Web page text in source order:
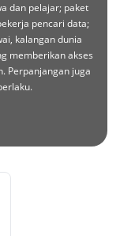
dan pelajar; paket
pencari data;
kalangan dunia
memberikan akses
Perpanjangan juga